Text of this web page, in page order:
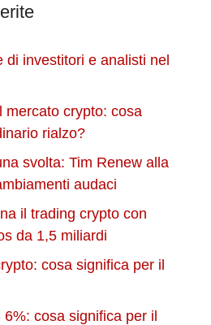
di investitori e analisti nel
mercato crypto: cosa
rialzo?
svolta: Tim Renew alla
audaci
il trading crypto con
da 1,5 miliardi
cosa significa per il
cosa significa per il